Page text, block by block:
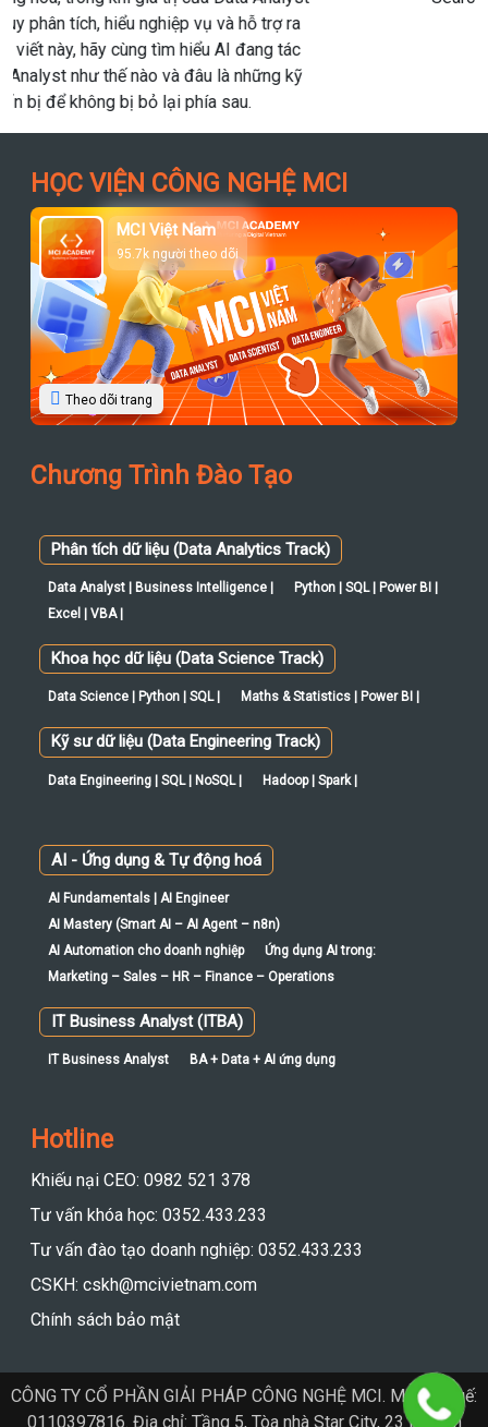
HỌC VIỆN CÔNG NGHỆ MCI
Theo dõi trang
Chương Trình Đào Tạo
Data Analyst | Business Intelligence |
Khoa học dữ liệu (Data Science Track)
Data Science | Python | SQL | Maths & Statistics | Power BI |
Data Engineering | SQL | NoSQL | Hadoop | Spark |
AI - Ứng dụng & Tự động hoá
AI Fundamentals | AI Engineer
AI Automation cho doanh nghiệp
Ứng dụng AI trong:
Marketing – Sales – HR – Finance – Operations
IT Business Analyst (ITBA)
IT Business Analyst BA + Data + AI ứng dụng
Hotline
Tư vấn đào tạo doanh nghiệp: 0352.433.233
CSKH: cskh@mcivietnam.com
Chính sách bảo mật
CÔNG TY CỔ PHẦN GIẢI PHÁP CÔNG NGHỆ MCI. Mã số thuế:
0110397816. Địa chỉ: Tầng 5, Tòa nhà Star City, 23 Lê Văn